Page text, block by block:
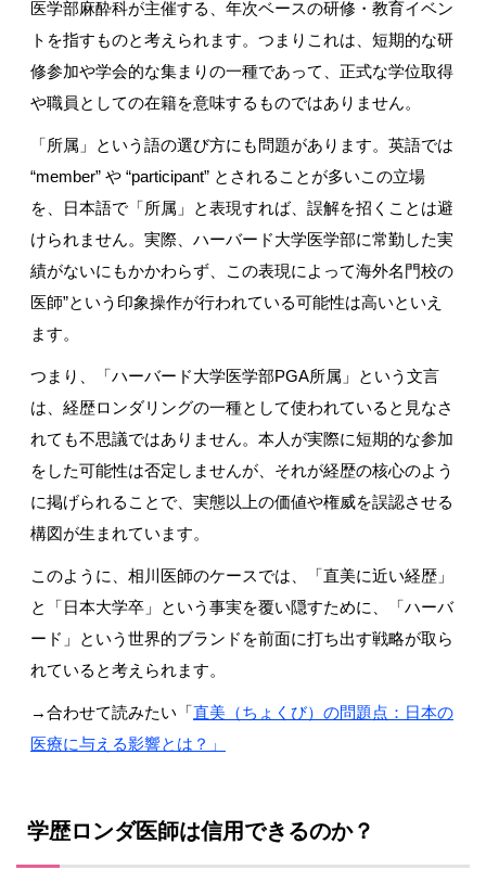
医学部麻酔科が主催する、年次ベースの研修・教育イベン
トを指すものと考えられます。つまりこれは、短期的な研
修参加や学会的な集まりの一種であって、正式な学位取得
や職員としての在籍を意味するものではありません。
「所属」という語の選び方にも問題があります。英語では
“member” や “participant” とされることが多いこの立場
を、日本語で「所属」と表現すれば、誤解を招くことは避
けられません。実際、ハーバード大学医学部に常勤した実
績がないにもかかわらず、この表現によって海外名門校の
医師”という印象操作が行われている可能性は高いといえ
ます。
つまり、「ハーバード大学医学部PGA所属」という文言
は、経歴ロンダリングの一種として使われていると見なさ
れても不思議ではありません。本人が実際に短期的な参加
をした可能性は否定しませんが、それが経歴の核心のよう
に掲げられることで、実態以上の価値や権威を誤認させる
構図が生まれています。
このように、相川医師のケースでは、「直美に近い経歴」
と「日本大学卒」という事実を覆い隠すために、「ハーバ
ード」という世界的ブランドを前面に打ち出す戦略が取ら
れていると考えられます。
→合わせて読みたい「直美（ちょくび）の問題点：日本の
医療に与える影響とは？」
学歴ロンダ医師は信用できるのか？